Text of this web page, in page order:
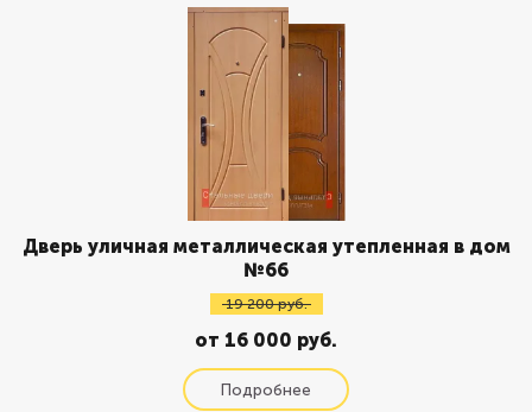
Дверь уличная металлическая утепленная в дом
№66
19 200 руб.
от 16 000 руб.